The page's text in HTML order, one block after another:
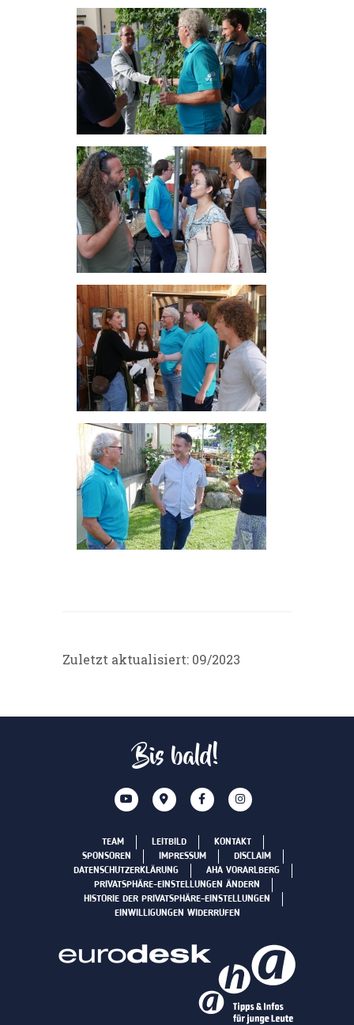
Zuletzt aktualisiert: 09/2023
Bis bald!
TEAM LEITBILD
KONTAKT
SPONSOREN
IMPRESSUM
DISCLAIM
DATENSCHUTZERKLÄRUNG
AHA VORARLBERG
PRIVATSPHÄRE-EINSTELLUNGEN ÄNDERN
HISTORIE DER PRIVATSPHÄRE-EINSTELLUNGEN
EINWILLIGUNGEN WIDERRUFEN